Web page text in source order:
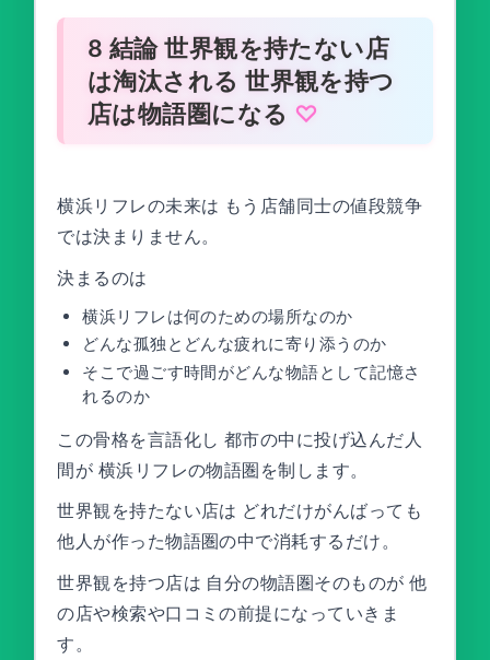
8 結論 世界観を持たない店
は淘汰される 世界観を持つ
店は物語圏になる
横浜リフレの未来は もう店舗同士の値段競争
では決まりません。
決まるのは
横浜リフレは何のための場所なのか
どんな孤独とどんな疲れに寄り添うのか
そこで過ごす時間がどんな物語として記憶さ
れるのか
この骨格を言語化し 都市の中に投げ込んだ人
間が 横浜リフレの物語圏を制します。
世界観を持たない店は どれだけがんばっても
他人が作った物語圏の中で消耗するだけ。
世界観を持つ店は 自分の物語圏そのものが 他
の店や検索や口コミの前提になっていきま
す。